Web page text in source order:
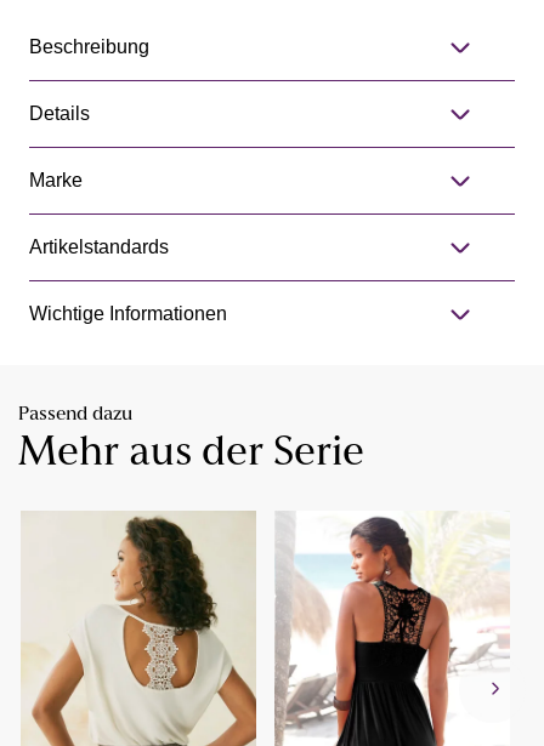
Beschreibung
Details
Marke
Artikelstandards
Wichtige Informationen
Passend dazu
Mehr aus der Serie